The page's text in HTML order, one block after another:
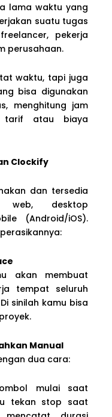
lama waktu yang
suatu tugas
pekerja
perusahaan.
waktu, tapi juga
bisa digunakan
menghitung jam
tarif atau biaya
Clockify
dan tersedia
desktop
(Android/iOS).
akan membuat
tempat seluruh
sinilah kamu bisa
Manual
dua cara:
mulai saat
tekan stop saat